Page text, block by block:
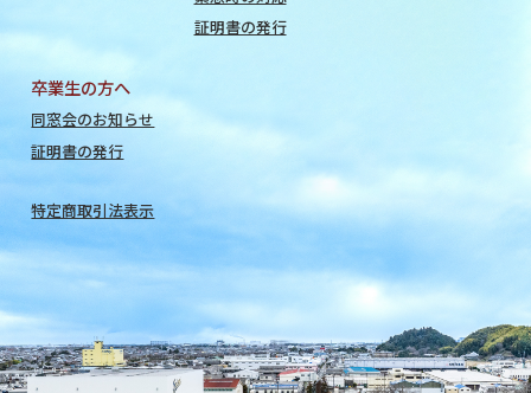
証明書の発行
卒業生の方へ
同窓会のお知らせ
証明書の発行
特定商取引法表示